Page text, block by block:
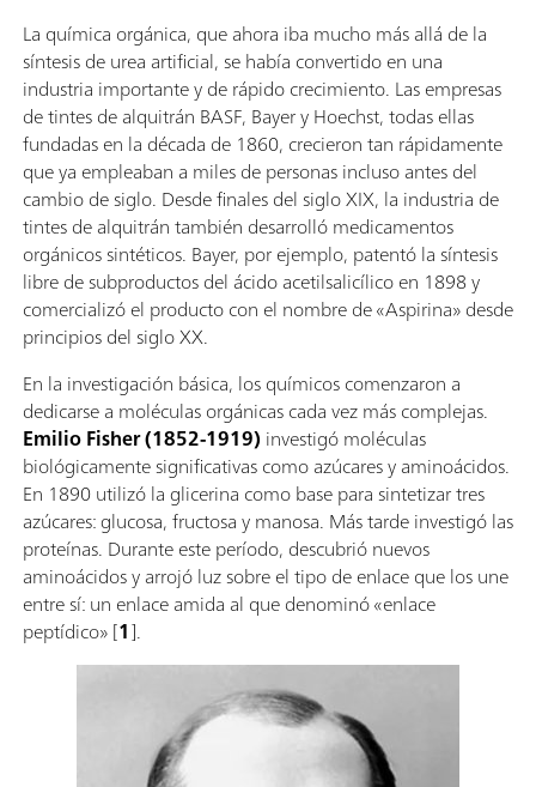
La química orgánica, que ahora iba mucho más allá de la
síntesis de urea artificial, se había convertido en una
industria importante y de rápido crecimiento. Las empresas
de tintes de alquitrán BASF, Bayer y Hoechst, todas ellas
fundadas en la década de 1860, crecieron tan rápidamente
que ya empleaban a miles de personas incluso antes del
cambio de siglo. Desde finales del siglo XIX, la industria de
tintes de alquitrán también desarrolló medicamentos
orgánicos sintéticos. Bayer, por ejemplo, patentó la síntesis
libre de subproductos del ácido acetilsalicílico en 1898 y
comercializó el producto con el nombre de «Aspirina» desde
principios del siglo XX.
En la investigación básica, los químicos comenzaron a
dedicarse a moléculas orgánicas cada vez más complejas.
Emilio Fisher (1852-1919) investigó moléculas
biológicamente significativas como azúcares y aminoácidos.
En 1890 utilizó la glicerina como base para sintetizar tres
azúcares: glucosa, fructosa y manosa. Más tarde investigó las
proteínas. Durante este período, descubrió nuevos
aminoácidos y arrojó luz sobre el tipo de enlace que los une
entre sí: un enlace amida al que denominó «enlace
peptídico» [1].